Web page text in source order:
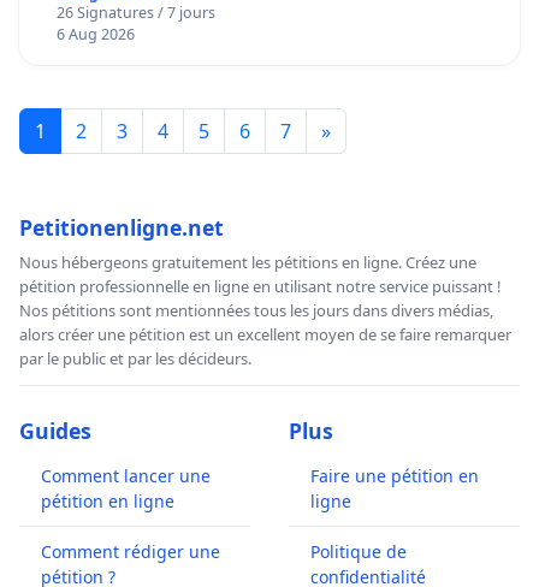
26 Signatures / 7 jours
6 Aug 2026
1 2 3 4 5 6 7 »
Petitionenligne.net
Nous hébergeons gratuitement les pétitions en ligne. Créez une
pétition professionnelle en ligne en utilisant notre service puissant !
Nos pétitions sont mentionnées tous les jours dans divers médias,
alors créer une pétition est un excellent moyen de se faire remarquer
par le public et par les décideurs.
Guides
Comment lancer une
pétition en ligne
Comment rédiger une
pétition ?
Plus
Faire une pétition en
ligne
Politique de
confidentialité